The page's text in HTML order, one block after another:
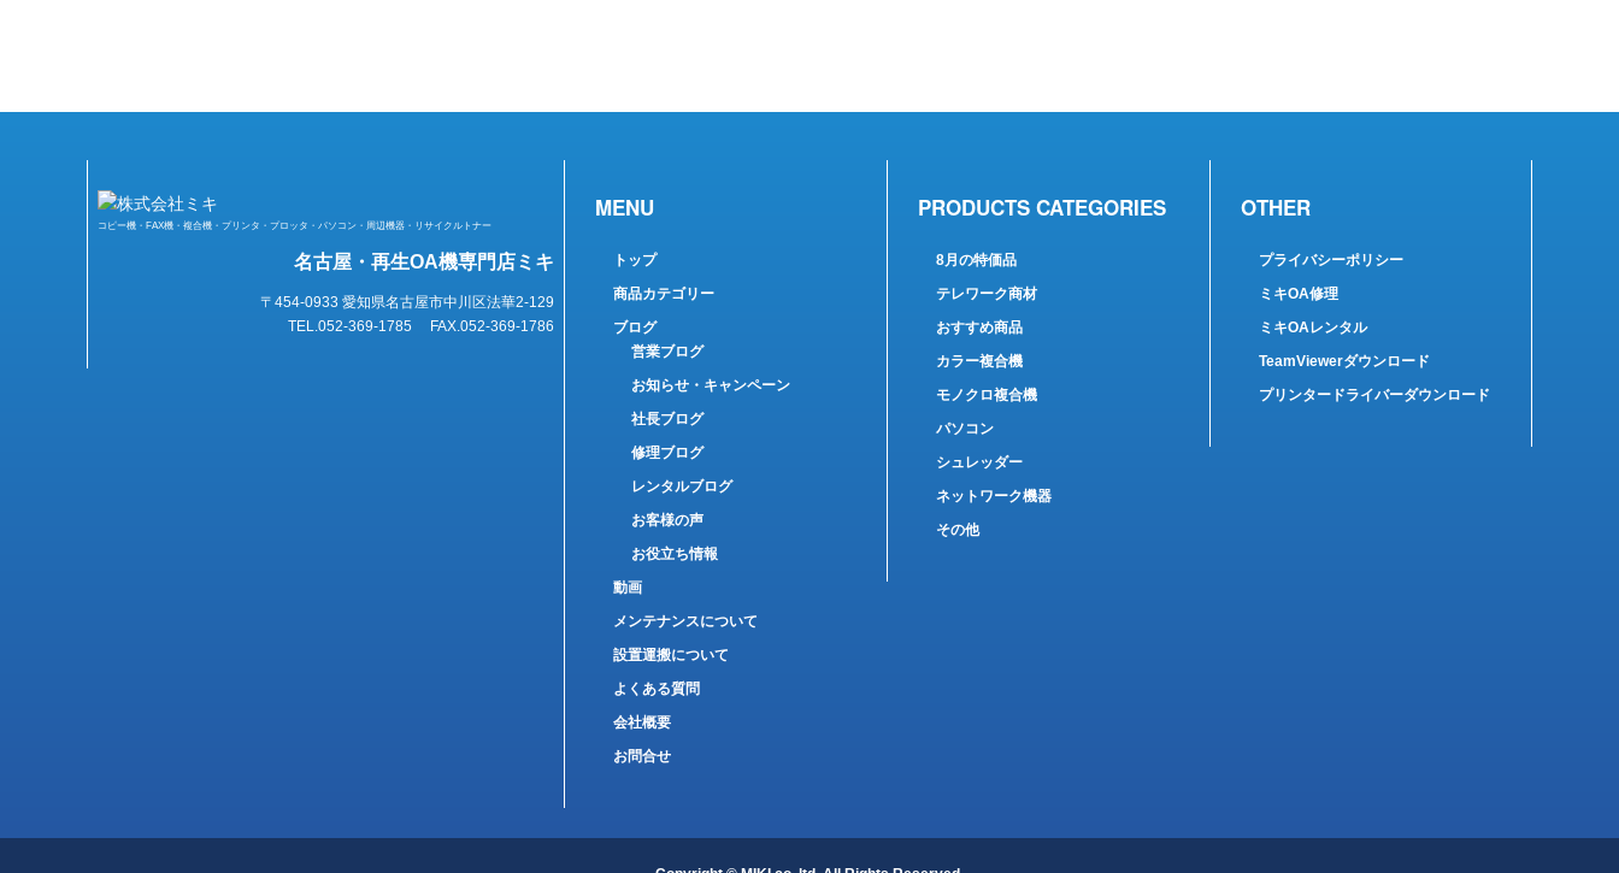
コピー機・FAX機・複合機・プリンタ・プロッタ・パソコン・周辺機器・リサイクルトナー
名古屋・再生OA機専門店ミキ
〒454-0933 愛知県名古屋市中川区法華2-129
TEL.052-369-1785 FAX.052-369-1786
MENU
トップ
商品カテゴリー
ブログ
営業ブログ
お知らせ・キャンペーン
社長ブログ
修理ブログ
レンタルブログ
お客様の声
お役立ち情報
動画
メンテナンスについて
設置運搬について
よくある質問
会社概要
お問合せ
PRODUCTS CATEGORIES
8月の特価品
テレワーク商材
おすすめ商品
カラー複合機
モノクロ複合機
パソコン
シュレッダー
ネットワーク機器
その他
OTHER
プライバシーポリシー
ミキOA修理
ミキOAレンタル
TeamViewerダウンロード
プリンタードライバーダウンロード